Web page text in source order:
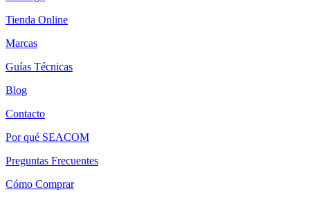
Tienda Online
Marcas
Guías Técnicas
Blog
Contacto
Por qué SEACOM
Preguntas Frecuentes
Cómo Comprar